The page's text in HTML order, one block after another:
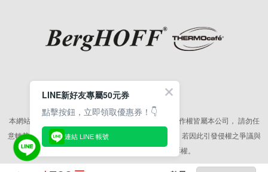
本網站所有相關素材(含照片、圖片、影音、文字等)著作權皆屬本公司， 請勿任
意轉載作為商業使用，並籲請尊重各代言人之肖像權，
若因此引發侵權之爭議與
訴訟，本公司將保留相關法律追訴權。
版權所有© 2026 皇冠金屬工業股份有限公司
LINE新好友專屬50元券
點擊按鈕，立即領取優惠券！👇
連結 LINE 帳號